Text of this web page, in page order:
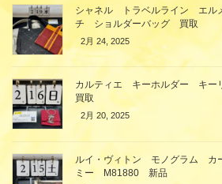
シャネル トラベルライン エ
チ ショルダーバッグ 買取
2月 24, 2025
カルティエ キーホルダー キ
買取
2月 20, 2025
ルイ・ヴィトン モノグラム カ
ミー M81880 新品